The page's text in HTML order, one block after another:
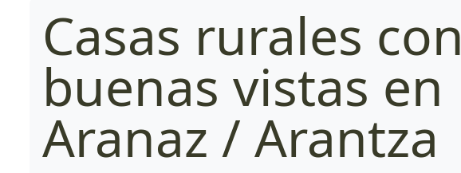
Casas rurales con
buenas vistas en
Aranaz / Arantza